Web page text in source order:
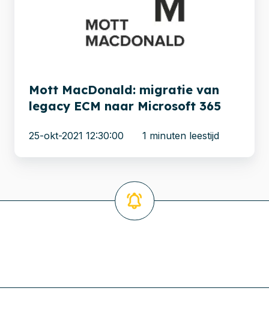
365Mott MacDonald: migratie van
legacy ECM naar Microsoft 365
25-okt-2021 12:30:00 1 minuten leestijd